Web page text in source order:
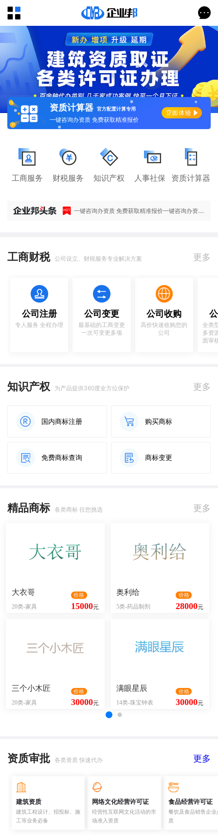
资质计算器 官方配置计算专用
一键咨询办资质 免费获取精准报价
工商服务 财税服务 知识产权 人事社保 资质计算器
一键咨询办资质 免费获取精准报价一键咨询办资....
工商财税 公司设立、财税服务专业解决方案 更多
公司注册
专人服务 全程办理
公司变更
最基础的工商变更
一次可变更多项
公司收购
高价快速收购您的
公司
全类
多资
面审
知识产权 为产品提供360度全方位保护 更多
国内商标注册 购买商标
免费商标查询 商标变更
精品商标 各类商标 任您挑选 更多
大衣哥
20类-家具 15000元
价格 奥利给
5类-药品制剂 28000元
价格
三个小木匠
20类-家具 30000元
价格 满眼星辰
14类-珠宝钟表 30000元
价格
资质审批 各类资质 快速代办 更多
建筑资质
建筑工程设计、招投标、施
工等业务必备
网络文化经营许可证
经营性互联网文化活动的市
场准入资质
食品经营许可证
餐饮及食品销售企业
质